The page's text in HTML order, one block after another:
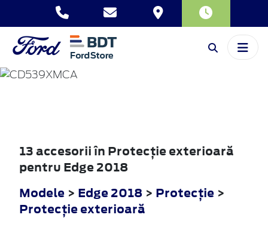
EDGE
13 accesorii în Protecţie exterioară
pentru Edge 2018
Modele > Edge 2018 > Protecţie >
Protecţie exterioară